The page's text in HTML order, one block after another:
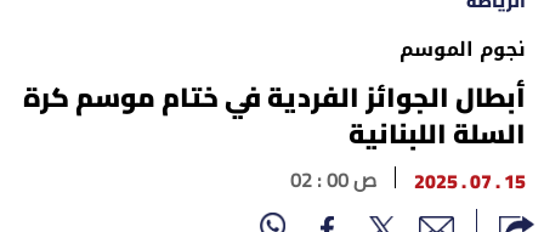
إقرأ الجريدة
لبنان
الغلاف
نجوم الموسم
أبطال الجوائز الفردية في ختام موسم كرة
السلة اللبنانية
15 . 07 . 2025 02 : 00 ص